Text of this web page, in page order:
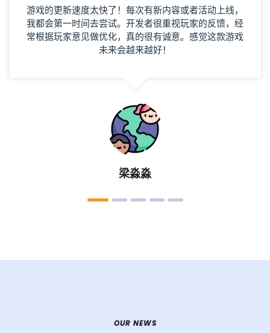
游戏的更新速度太快了！每次有新内容或者活动上线，
我都会第一时间去尝试。开发者很重视玩家的反馈，经
常根据玩家意见做优化，真的很有诚意。感觉这款游戏
未来会越来越好！
梁淼淼
OUR NEWS